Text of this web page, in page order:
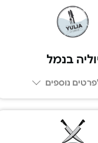
בנמל
נוספים